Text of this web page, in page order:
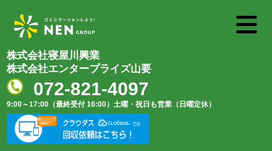
株式会社寝屋川興業
株式会社エンタープライズ山要
072-821-4097
9:00～17:00（最終受付 16:00） 土曜・祝日も営業（日曜定休）